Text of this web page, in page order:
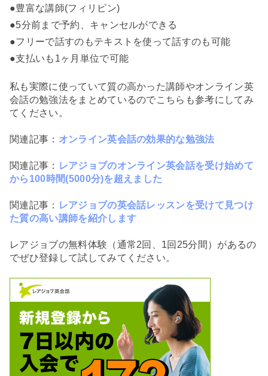
●豊富な講師(フィリピン)
●5分前まで予約、キャンセルができる
●フリーで話すのもテキストを使って話すのも可能
●支払いも1ヶ月単位で可能
私も実際に使っていて質の高かった講師やオンライン英
会話の勉強法をまとめているのでこちらも参考にしてみ
てください。
関連記事： オンライン英会話の効果的な勉強法
関連記事： レアジョブのオンライン英会話を受け始めて
から100時間(5000分)を超えました
関連記事： レアジョブの英会話レッスンを受けて見つけ
た質の高い講師を紹介します
レアジョブの無料体験（通常2回、1回25分間）があるの
でぜひ登録して試してみてください。